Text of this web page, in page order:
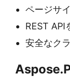
ページサ
REST API
安全なク